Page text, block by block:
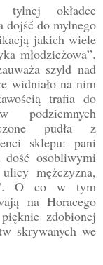
okładce
dojść do mylnego
jakich wiele
młodzieżowa”.
szyld nad
widniało na nim
trafia do
podziemnych
pudła z
sklepu: pani
osobliwymi
mężczyzna,
O co w tym
na Horacego
zdobionej
skrywanych we